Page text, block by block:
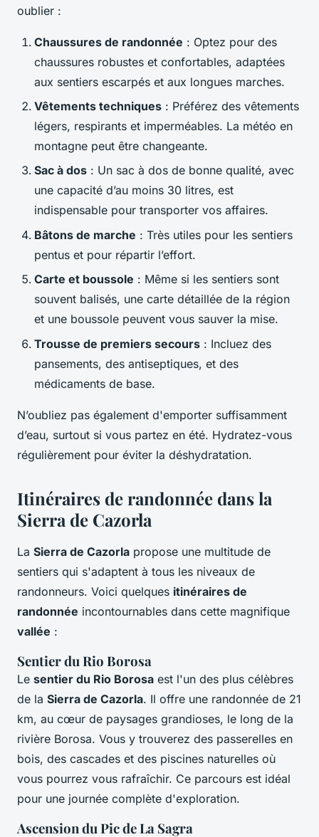
oublier :
Chaussures de randonnée : Optez pour des
chaussures robustes et confortables, adaptées
aux sentiers escarpés et aux longues marches.
Vêtements techniques : Préférez des vêtements
légers, respirants et imperméables. La météo en
montagne peut être changeante.
Sac à dos : Un sac à dos de bonne qualité, avec
une capacité d’au moins 30 litres, est
indispensable pour transporter vos affaires.
Bâtons de marche : Très utiles pour les sentiers
pentus et pour répartir l’effort.
Carte et boussole : Même si les sentiers sont
souvent balisés, une carte détaillée de la région
et une boussole peuvent vous sauver la mise.
Trousse de premiers secours : Incluez des
pansements, des antiseptiques, et des
médicaments de base.
N’oubliez pas également d'emporter suffisamment
d’eau, surtout si vous partez en été. Hydratez-vous
régulièrement pour éviter la déshydratation.
Itinéraires de randonnée dans la
Sierra de Cazorla
La Sierra de Cazorla propose une multitude de
sentiers qui s'adaptent à tous les niveaux de
randonneurs. Voici quelques itinéraires de
randonnée incontournables dans cette magnifique
vallée :
Sentier du Rio Borosa
Le sentier du Rio Borosa est l'un des plus célèbres
de la Sierra de Cazorla. Il offre une randonnée de 21
km, au cœur de paysages grandioses, le long de la
rivière Borosa. Vous y trouverez des passerelles en
bois, des cascades et des piscines naturelles où
vous pourrez vous rafraîchir. Ce parcours est idéal
pour une journée complète d'exploration.
Ascension du Pic de La Sagra